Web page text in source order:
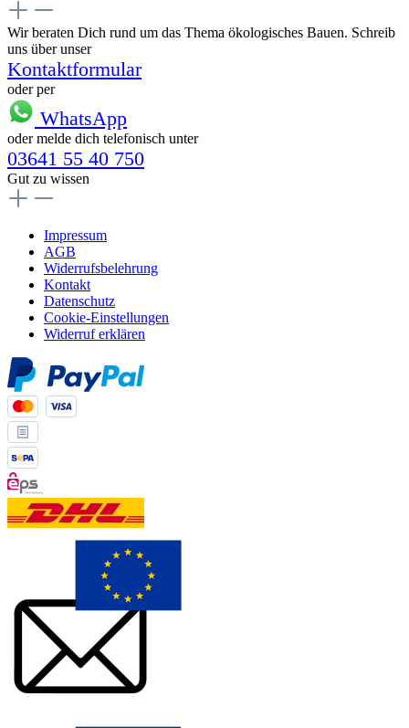
Wir beraten Dich rund um das Thema ökologisches Bauen. Schreib
uns über unser
Kontaktformular
oder per
WhatsApp
oder melde dich telefonisch unter
03641 55 40 750
Gut zu wissen
Impressum
AGB
Widerrufsbelehrung
Kontakt
Datenschutz
Cookie-Einstellungen
Widerruf erklären